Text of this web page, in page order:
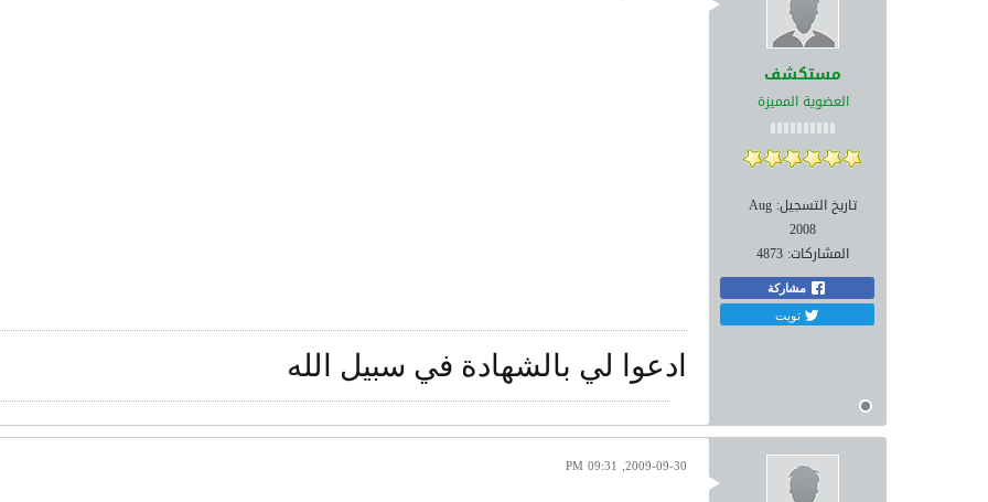
مستكشف
العضوية المميزة
تاريخ التسجيل: Aug
2008
المشاركات: 4873
مشاركة
تويت
ادعوا لي بالشهادة في سبيل الله
2009-09-30, 09:31 PM